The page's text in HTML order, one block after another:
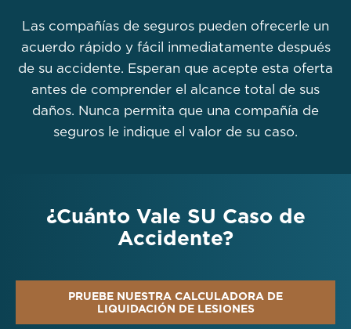
Las compañías de seguros pueden ofrecerle un
acuerdo rápido y fácil inmediatamente después
de su accidente. Esperan que acepte esta oferta
antes de comprender el alcance total de sus
daños. Nunca permita que una compañía de
seguros le indique el valor de su caso.
¿Cuánto Vale SU Caso de
Accidente?
PRUEBE NUESTRA CALCULADORA DE
LIQUIDACIÓN DE LESIONES